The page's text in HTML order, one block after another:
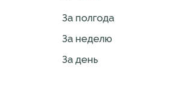
За полгода
За неделю
За день